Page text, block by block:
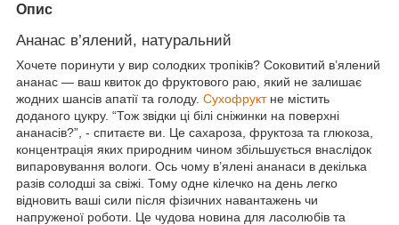
Опис
Ананас в’ялений, натуральний
Хочете поринути у вир солодких тропіків? Соковитий в’ялений
ананас — ваш квиток до фруктового раю, який не залишає
жодних шансів апатії та голоду. Сухофруктне містить
доданого цукру. “Тож звідки ці білі сніжинки на поверхні
ананасів?”, - спитаєте ви. Це сахароза, фруктоза та глюкоза,
концентрація яких природним чином збільшується внаслідок
випаровування вологи. Ось чому в’ялені ананаси в декілька
разів солодші за свіжі. Тому одне кілечко на день легко
відновить ваші сили після фізичних навантажень чи
напруженої роботи. Це чудова новина для ласолюбів та